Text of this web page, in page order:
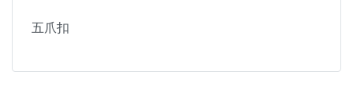
五爪扣